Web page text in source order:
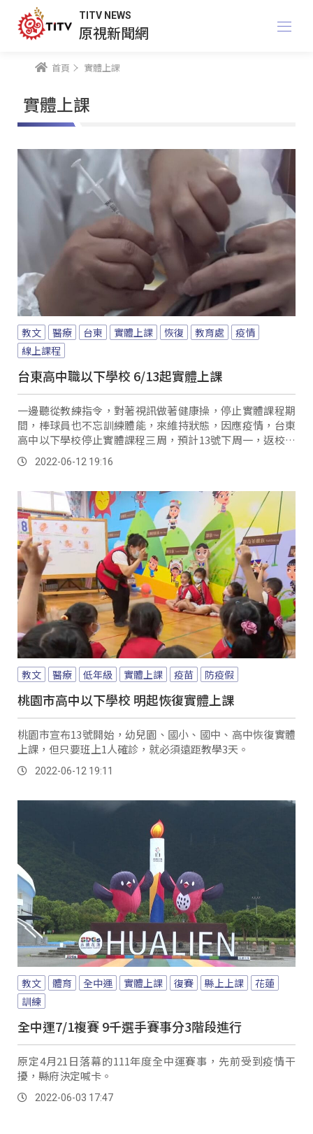
TITV NEWS
原視新聞網
首頁 實體上課
實體上課
教文 醫療 台東 實體上課 恢復 教育處
疫情
線上課程
台東高中職以下學校 6/13起實體上課
一邊聽從教練指令，對著視訊做著健康操，停止實體課程期
間，棒球員也不忘訓練體能，來維持狀態，因應疫情，台東
高中以下學校停止實體課程三周，預計13號下周一，返校恢
復實體課程，有學生早已迫不及待想要回學校上...。
2022-06-12 19:16
教文 醫療 低年級 實體上課 疫苗 防疫假
桃園市高中以下學校 明起恢復實體上課
桃園市宣布13號開始，幼兒園、國小、國中、高中恢復實體
上課，但只要班上1人確診，就必須遠距教學3天。
2022-06-12 19:11
教文 體育 全中運 實體上課 復賽 縣上上課
花蓮
訓練
全中運7/1複賽 9千選手賽事分3階段進行
原定4月21日落幕的111年度全中運賽事，先前受到疫情干
擾，縣府決定喊卡。
2022-06-03 17:47